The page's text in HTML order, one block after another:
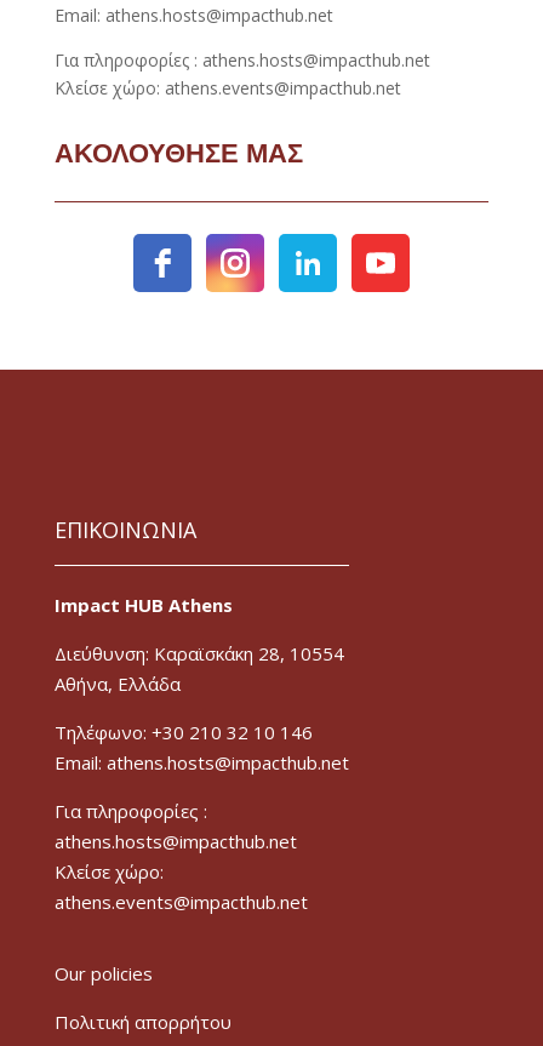
Email: athens.hosts@impacthub.net
Για πληροφορίες : athens.hosts@impacthub.net
Κλείσε χώρο: athens.events@impacthub.net
ΑΚΟΛΟΥΘΗΣΕ ΜΑΣ
ΕΠΙΚΟΙΝΩΝΙΑ
Impact HUB Athens
Διεύθυνση: Καραϊσκάκη 28, 10554
Αθήνα, Ελλάδα
Τηλέφωνο: +30 210 32 10 146
Email: athens.hosts@impacthub.net
Για πληροφορίες :
athens.hosts@impacthub.net
Κλείσε χώρο:
athens.events@impacthub.net
Our policies
Πολιτική απορρήτου